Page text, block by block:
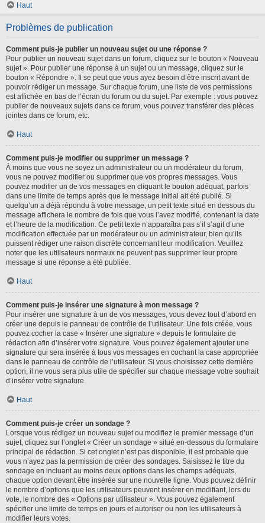
Haut
Problèmes de publication
Comment puis-je publier un nouveau sujet ou une réponse ?
Pour publier un nouveau sujet dans un forum, cliquez sur le bouton « Nouveau
sujet ». Pour publier une réponse à un sujet ou un message, cliquez sur le
bouton « Répondre ». Il se peut que vous ayez besoin d’être inscrit avant de
pouvoir rédiger un message. Sur chaque forum, une liste de vos permissions
est affichée en bas de l’écran du forum ou du sujet. Par exemple : vous pouvez
publier de nouveaux sujets dans ce forum, vous pouvez transférer des pièces
jointes dans ce forum, etc.
Haut
Comment puis-je modifier ou supprimer un message ?
À moins que vous ne soyez un administrateur ou un modérateur du forum,
vous ne pouvez modifier ou supprimer que vos propres messages. Vous
pouvez modifier un de vos messages en cliquant le bouton adéquat, parfois
dans une limite de temps après que le message initial ait été publié. Si
quelqu’un a déjà répondu à votre message, un petit texte situé en dessous du
message affichera le nombre de fois que vous l’avez modifié, contenant la date
et l’heure de la modification. Ce petit texte n’apparaîtra pas s’il s’agit d’une
modification effectuée par un modérateur ou un administrateur, bien qu’ils
puissent rédiger une raison discrète concernant leur modification. Veuillez
noter que les utilisateurs normaux ne peuvent pas supprimer leur propre
message si une réponse a été publiée.
Haut
Comment puis-je insérer une signature à mon message ?
Pour insérer une signature à un de vos messages, vous devez tout d’abord en
créer une depuis le panneau de contrôle de l’utilisateur. Une fois créée, vous
pouvez cocher la case « Insérer une signature » depuis le formulaire de
rédaction afin d’insérer votre signature. Vous pouvez également ajouter une
signature qui sera insérée à tous vos messages en cochant la case appropriée
dans le panneau de contrôle de l’utilisateur. Si vous choisissez cette dernière
option, il ne vous sera plus utile de spécifier sur chaque message votre souhait
d’insérer votre signature.
Haut
Comment puis-je créer un sondage ?
Lorsque vous rédigez un nouveau sujet ou modifiez le premier message d’un
sujet, cliquez sur l’onglet « Créer un sondage » situé en-dessous du formulaire
principal de rédaction. Si cet onglet n’est pas disponible, il est probable que
vous n’ayez pas la permission de créer des sondages. Saisissez le titre du
sondage en incluant au moins deux options dans les champs adéquats,
chaque option devant être insérée sur une nouvelle ligne. Vous pouvez définir
le nombre d’options que les utilisateurs peuvent insérer en modifiant, lors du
vote, le nombre des « Options par utilisateur ». Vous pouvez également
spécifier une limite de temps en jours et autoriser ou non les utilisateurs à
modifier leurs votes.